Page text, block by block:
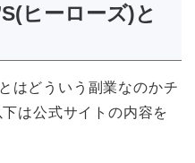
ヒーローズ)と
はどういう副業なのかチ
は公式サイトの内容を